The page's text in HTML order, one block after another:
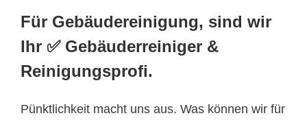
Für Gebäudereinigung, sind wir
Ihr ✅ Gebäuderreiniger &
Reinigungsprofi.
Pünktlichkeit macht uns aus. Was können wir für